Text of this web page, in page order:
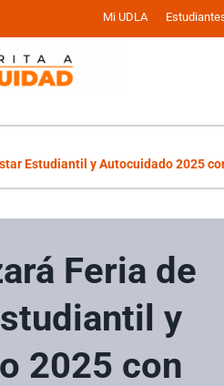
Mi UDLA
Estudiantil y Autocuidado 2025
Feria de
y
2025 con